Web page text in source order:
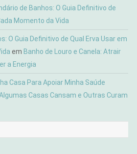
de Banhos: O Guia Definitivo de
Momento da Vida
O Guia Definitivo de Qual Erva Usar em
em Banho de Louro e Canela: Atrair
a Energia
Casa Para Apoiar Minha Saúde
Casas Cansam e Outras Curam